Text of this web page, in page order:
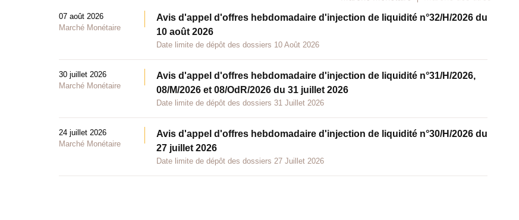
07 août 2026
Marché Monétaire
Avis d'appel d'offres hebdomadaire d'injection de liquidité n°32/H/2026 du
10 août 2026
Date limite de dépôt des dossiers 10 Août 2026
30 juillet 2026
Marché Monétaire
Avis d'appel d'offres hebdomadaire d'injection de liquidité n°31/H/2026,
08/M/2026 et 08/OdR/2026 du 31 juillet 2026
Date limite de dépôt des dossiers 31 Juillet 2026
24 juillet 2026
Marché Monétaire
Avis d'appel d'offres hebdomadaire d'injection de liquidité n°30/H/2026 du
27 juillet 2026
Date limite de dépôt des dossiers 27 Juillet 2026